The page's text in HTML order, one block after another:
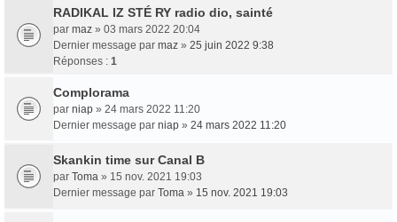
RADIKAL IZ STÉ RY radio dio, sainté
par maz » 03 mars 2022 20:04
Dernier message par maz » 25 juin 2022 9:38
Réponses : 1
Complorama
par niap » 24 mars 2022 11:20
Dernier message par niap » 24 mars 2022 11:20
Skankin time sur Canal B
par Toma » 15 nov. 2021 19:03
Dernier message par Toma » 15 nov. 2021 19:03